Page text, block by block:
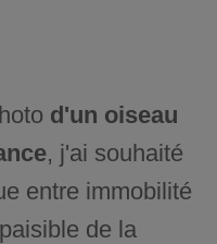
d'un oiseau
, j'ai souhaité
entre immobilité
de la